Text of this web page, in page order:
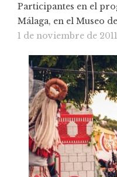
Participantes en el
Málaga, en el Museo
1 de noviembre de 2011